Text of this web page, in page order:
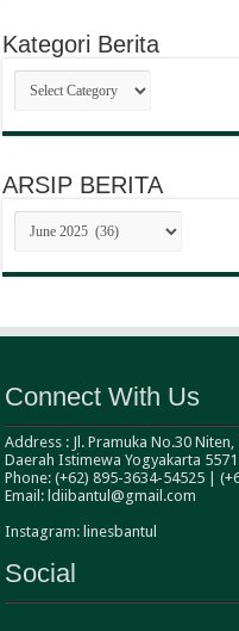
Kategori Berita
Kategori
Berita
ARSIP BERITA
ARSIP
BERITA
Connect With Us
Address : Jl. Pramuka No.30
Daerah Istimewa Yogyakarta
Phone: (+62) 895-3634-54525 |
Email: ldiibantul@gmail.com
Instagram: linesbantul
Social